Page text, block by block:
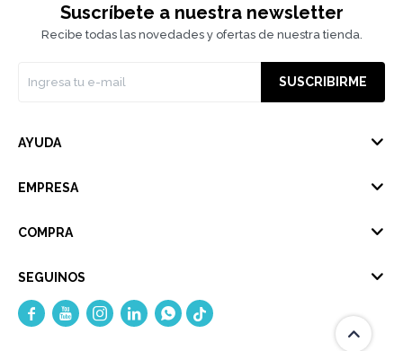
Suscríbete a nuestra newsletter
Recibe todas las novedades y ofertas de nuestra tienda.
SUSCRIBIRME
AYUDA
EMPRESA
COMPRA
SEGUINOS
    